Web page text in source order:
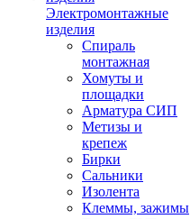
Электромонтажные
изделия
Спираль
монтажная
Хомуты и
площадки
Арматура СИП
Метизы и
крепеж
Бирки
Сальники
Изолента
Клеммы, зажимы